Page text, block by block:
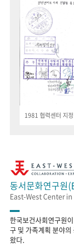
1981 협력센터 지
동서문화연구원
East-West Center
한국보건사회연구원
구 및 가족계획 분야
왔다.